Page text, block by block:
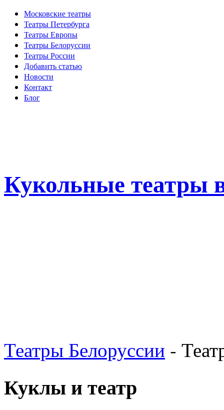
Московские театры
Театры Петербурга
Театры Европы
Театры Белоруссии
Театры России
Добавить статью
Новости
Контакт
Блог
Кукольные театры
Театры Белоруссии -
Куклы и театр